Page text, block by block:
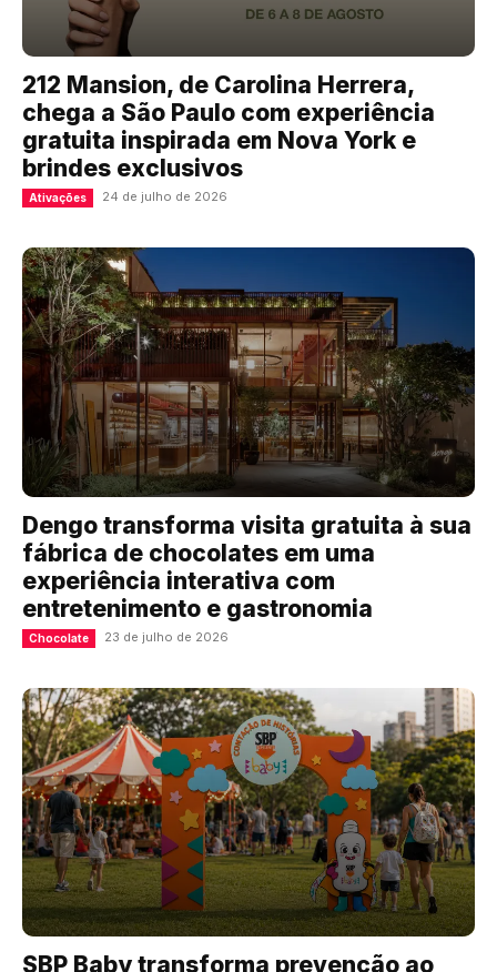
212 Mansion, de Carolina Herrera,
chega a São Paulo com experiência
gratuita inspirada em Nova York e
brindes exclusivos
Ativações 24 de julho de 2026
Dengo transforma visita gratuita à sua
fábrica de chocolates em uma
experiência interativa com
entretenimento e gastronomia
Chocolate 23 de julho de 2026
SBP Baby transforma prevenção ao